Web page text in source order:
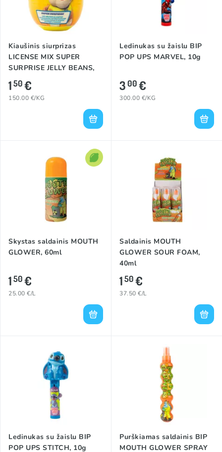
Kiaušinis siurprizas
LICENSE MIX SUPER
SURPRISE JELLY BEANS,
10g
150€
150.00 €/KG
Ledinukas su žaislu BIP
POP UPS MARVEL, 10g
300€
300.00 €/KG
Skystas saldainis MOUTH
GLOWER, 60ml
150€
25.00 €/L
Saldainis MOUTH
GLOWER SOUR FOAM,
40ml
150€
37.50 €/L
Ledinukas su žaislu BIP
POP UPS STITCH, 10g
Purškiamas saldainis BIP
MOUTH GLOWER SPRAY